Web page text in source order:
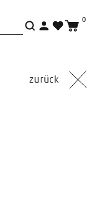
Suche
0
zurück